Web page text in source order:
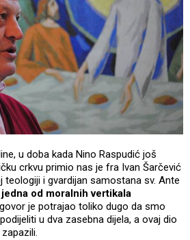
u doba kada Nino Raspudić još
crkvu primio nas je fra Ivan Šarčević
i gvardijan samostana sv. Ante
jedna od moralnih vertikala
je potrajao toliko dugo da smo
u dva zasebna dijela, a ovaj dio